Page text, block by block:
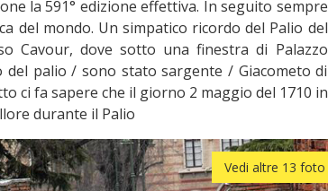
la 591° edizione effettiva. In seguito sempre
del mondo. Un simpatico ricordo del Palio del
Cavour, dove sotto una finestra di Palazzo
palio / sono stato sargente / Giacometo di
ci fa sapere che il giorno 2 maggio del 1710 in
durante il Palio
Vedi altre 13 foto